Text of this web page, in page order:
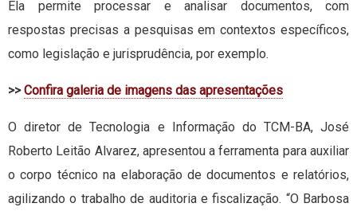
Ela permite processar e analisar documentos, com
respostas precisas a pesquisas em contextos específicos,
como legislação e jurisprudência, por exemplo.
>>Confira galeria de imagens das apresentações
O diretor de Tecnologia e Informação do TCM-BA, José
Roberto Leitão Alvarez, apresentou a ferramenta para auxiliar
o corpo técnico na elaboração de documentos e relatórios,
agilizando o trabalho de auditoria e fiscalização. “O Barbosa